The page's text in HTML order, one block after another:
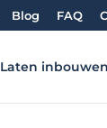
Blog FAQ
Laten inbouwen